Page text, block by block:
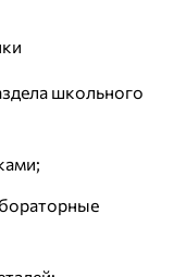
школьного